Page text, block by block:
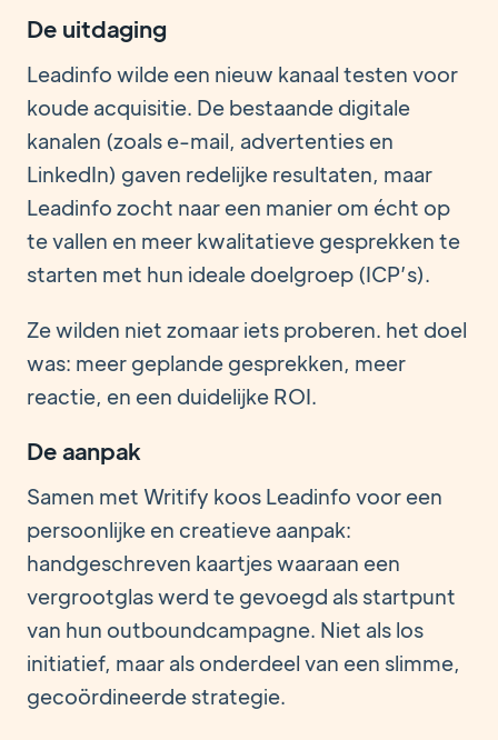
De uitdaging
Leadinfo wilde een nieuw kanaal testen voor
koude acquisitie. De bestaande digitale
kanalen (zoals e-mail, advertenties en
LinkedIn) gaven redelijke resultaten, maar
Leadinfo zocht naar een manier om écht op
te vallen en meer kwalitatieve gesprekken te
starten met hun ideale doelgroep (ICP’s).
Ze wilden niet zomaar iets proberen. het doel
was: meer geplande gesprekken, meer
reactie, en een duidelijke ROI.
De aanpak
Samen met Writify koos Leadinfo voor een
persoonlijke en creatieve aanpak:
handgeschreven kaartjes waaraan een
vergrootglas werd te gevoegd als startpunt
van hun outboundcampagne. Niet als los
initiatief, maar als onderdeel van een slimme,
gecoördineerde strategie.